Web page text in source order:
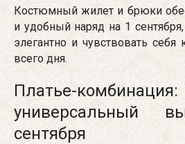
Костюмный жилет и брюки
и удобный наряд на 1
элегантно и чувствовать
всего дня.
Платье-комбинация:
универсальный
сентября